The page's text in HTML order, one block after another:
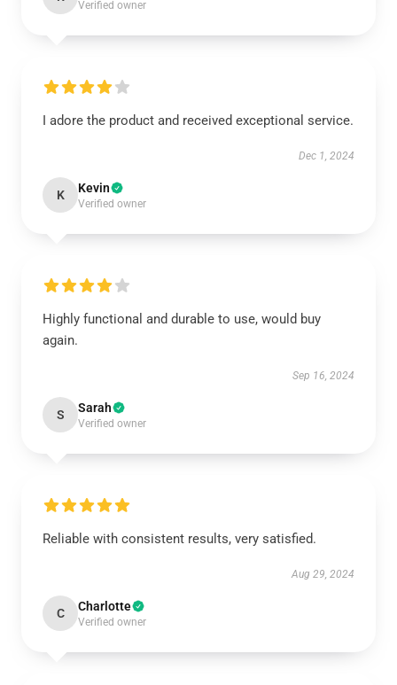
Verified owner
I adore the product and received exceptional service.
Dec 1, 2024
K Kevin
Verified owner
Highly functional and durable to use, would buy
again.
Sep 16, 2024
S Sarah
Verified owner
Reliable with consistent results, very satisfied.
Aug 29, 2024
C Charlotte
Verified owner